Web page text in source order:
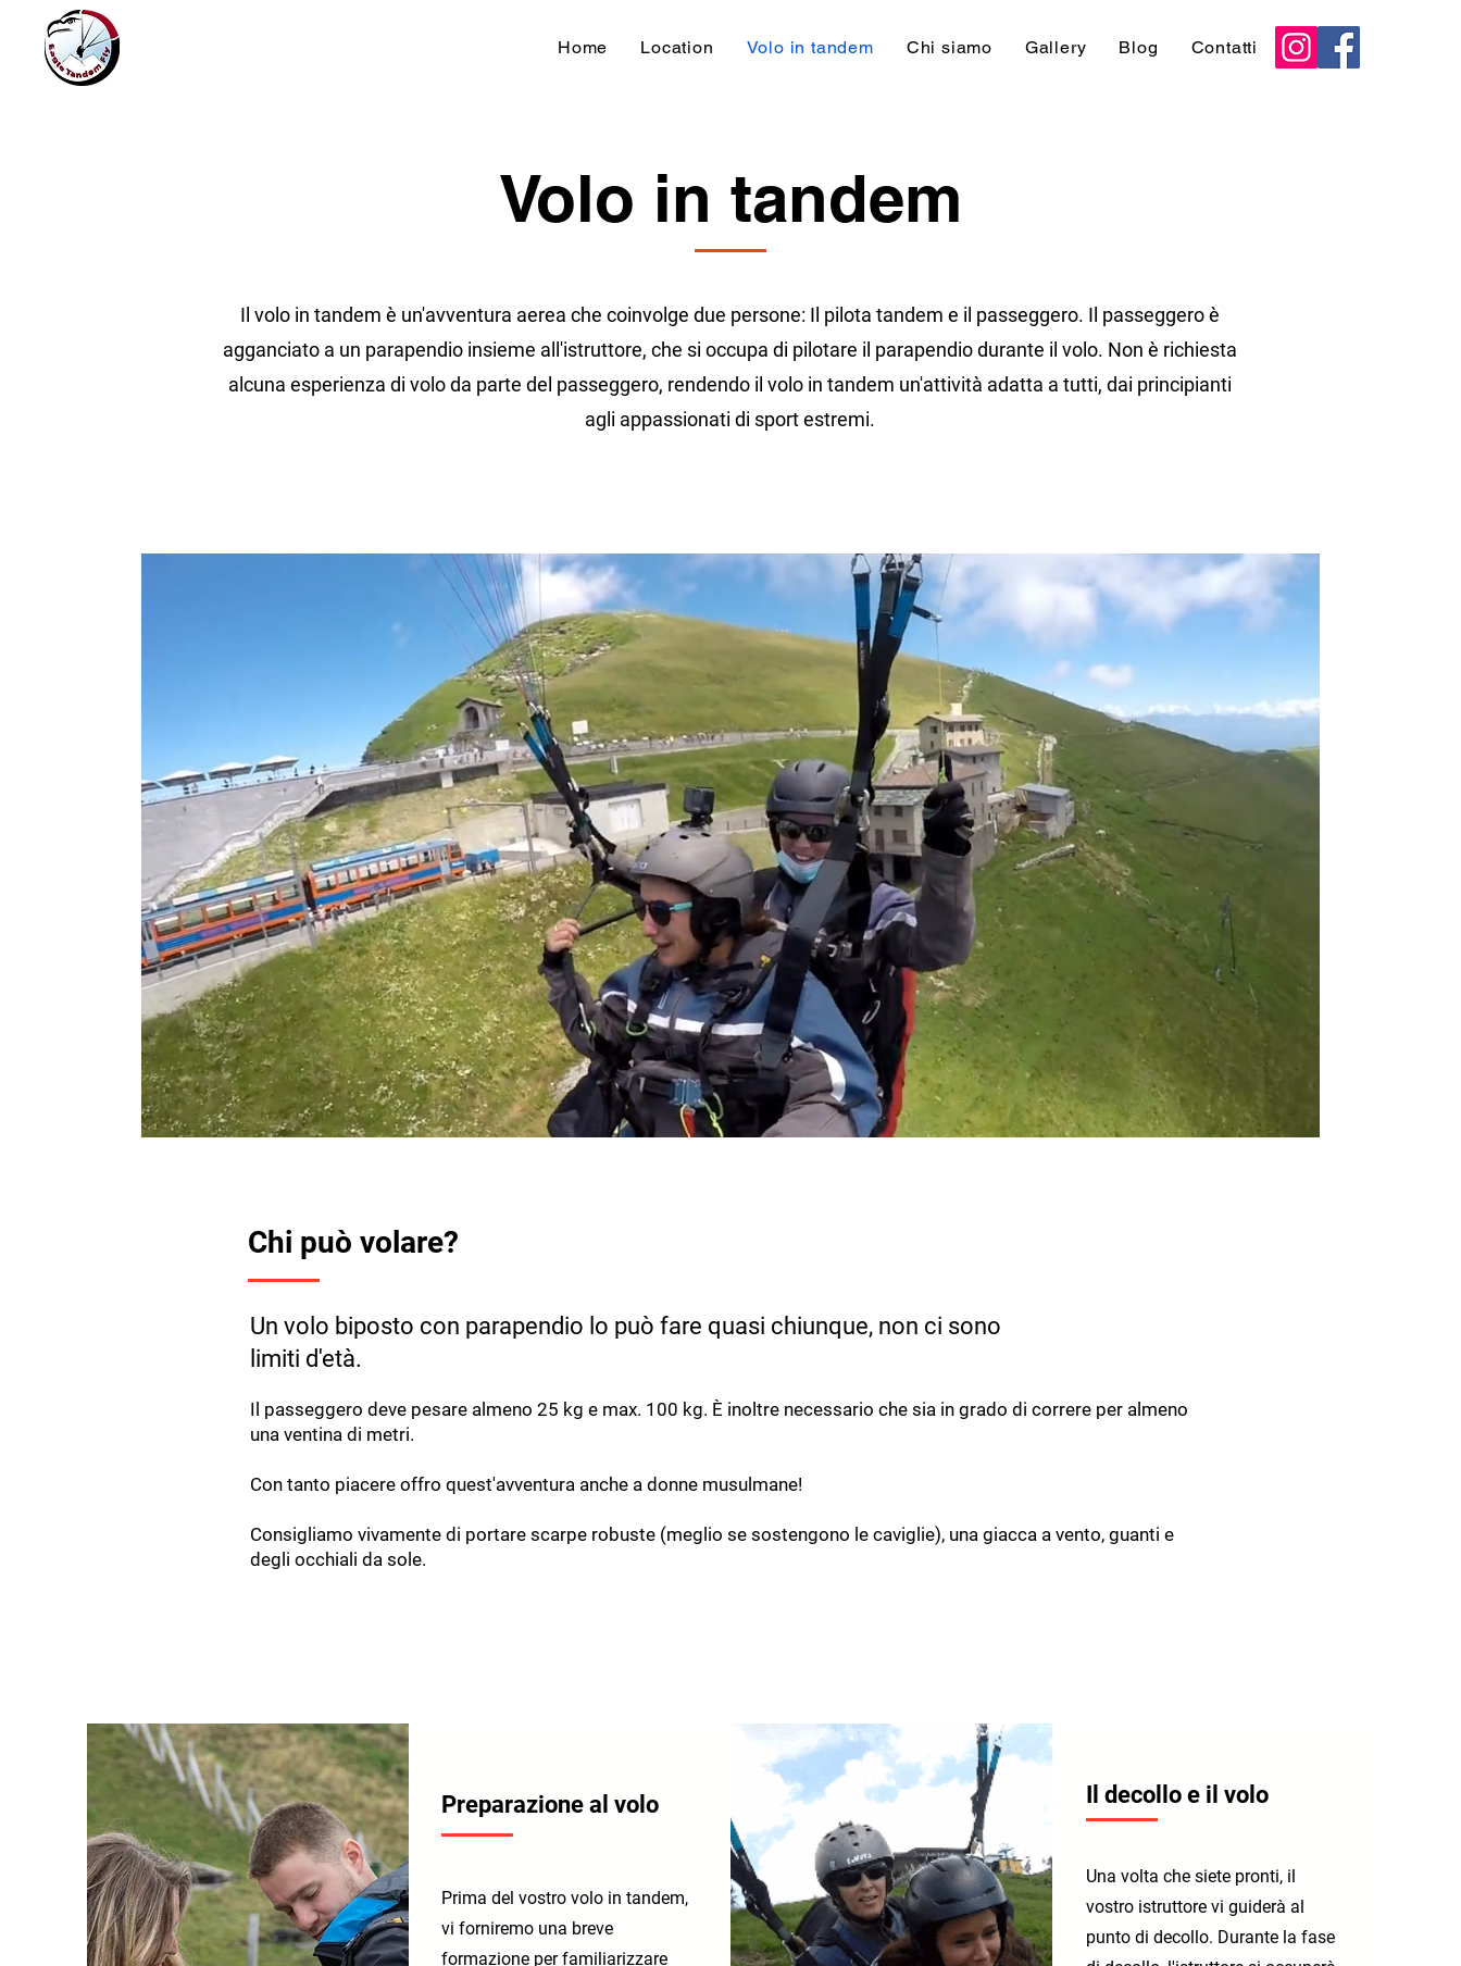
Home Location Volo in tandem Chi siamo Gallery Blog Contatti
Volo in tandem
Il volo in tandem è un'avventura aerea che coinvolge due persone: Il pilota tandem e il passeggero. Il passeggero è
agganciato a un parapendio insieme all'istruttore, che si occupa di pilotare il parapendio durante il volo. Non è richiesta
alcuna esperienza di volo da parte del passeggero, rendendo il volo in tandem un'attività adatta a tutti, dai principianti
agli appassionati di sport estremi.
Chi può volare?
Un volo biposto con parapendio lo può fare quasi chiunque, non ci sono
limiti d'età.
Il passeggero deve pesare almeno 25 kg e max. 100 kg. È inoltre necessario che sia in grado di correre per almeno
una ventina di metri.
Con tanto piacere offro quest'avventura anche a donne musulmane!
Consigliamo vivamente di portare scarpe robuste (meglio se sostengono le caviglie), una giacca a vento, guanti e
degli occhiali da sole.
Preparazione al volo
Prima del vostro volo in tandem,
vi forniremo una breve
formazione per familiarizzare
Il decollo e il volo
Una volta che siete pronti, il
vostro istruttore vi guiderà al
punto di decollo. Durante la fase